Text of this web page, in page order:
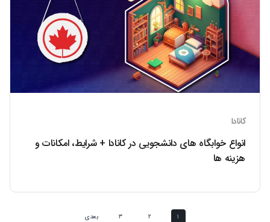
کانادا
انواع خوابگاه های دانشجویی در کانادا + شرایط، امکانات و
هزینه ها
۱ ۲ ۳ بعدی